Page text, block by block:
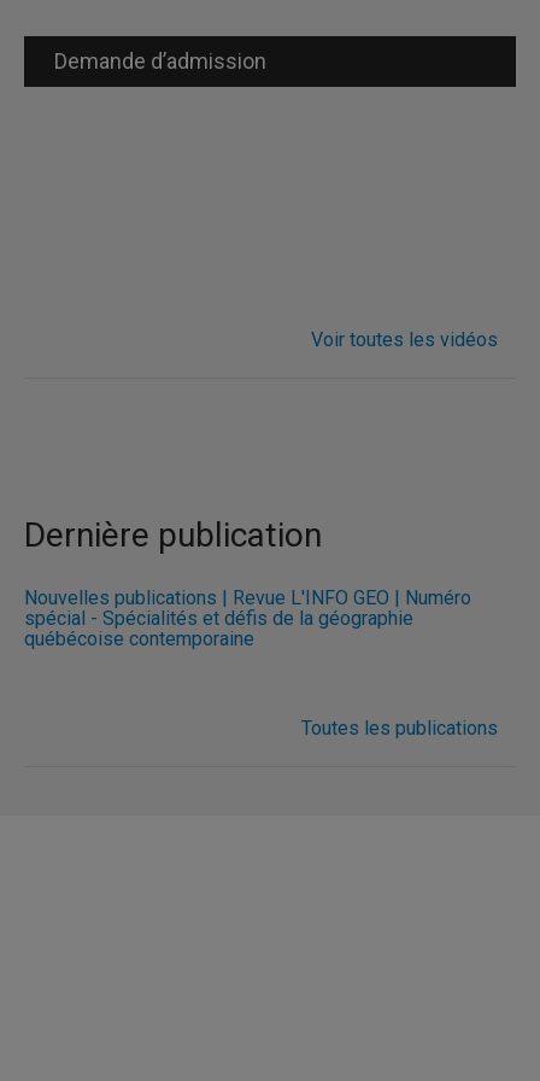
Demande d’admission
Voir toutes les vidéos
Dernière publication
Nouvelles publications | Revue L'INFO GÉO | Numéro
spécial - Spécialités et défis de la géographie
québécoise contemporaine
Toutes les publications